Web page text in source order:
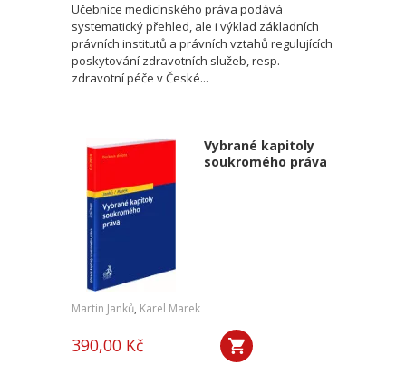
Učebnice medicínského práva podává
systematický přehled, ale i výklad základních
právních institutů a právních vztahů regulujících
poskytování zdravotních služeb, resp.
zdravotní péče v České...
Vybrané kapitoly
soukromého práva
Martin Janků, Karel Marek
390,00 Kč